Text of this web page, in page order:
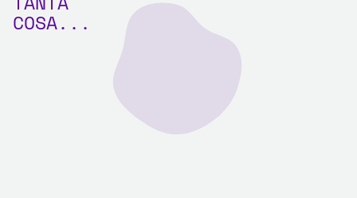
COSA...